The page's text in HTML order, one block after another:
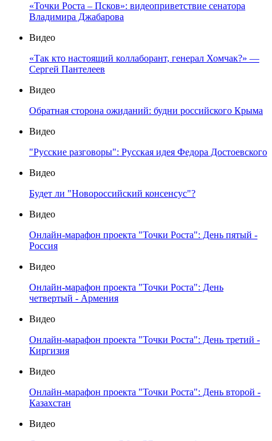
«Точки Роста – Псков»: видеоприветствие сенатора
Владимира Джабарова
Видео
«Так кто настоящий коллаборант, генерал Хомчак?» —
Сергей Пантелеев
Видео
Обратная сторона ожиданий: будни российского Крыма
Видео
"Русские разговоры": Русская идея Федора Достоевского
Видео
Будет ли "Новороссийский консенсус"?
Видео
Онлайн-марафон проекта "Точки Роста": День пятый -
Россия
Видео
Онлайн-марафон проекта "Точки Роста": День
четвертый - Армения
Видео
Онлайн-марафон проекта "Точки Роста": День третий -
Киргизия
Видео
Онлайн-марафон проекта "Точки Роста": День второй -
Казахстан
Видео